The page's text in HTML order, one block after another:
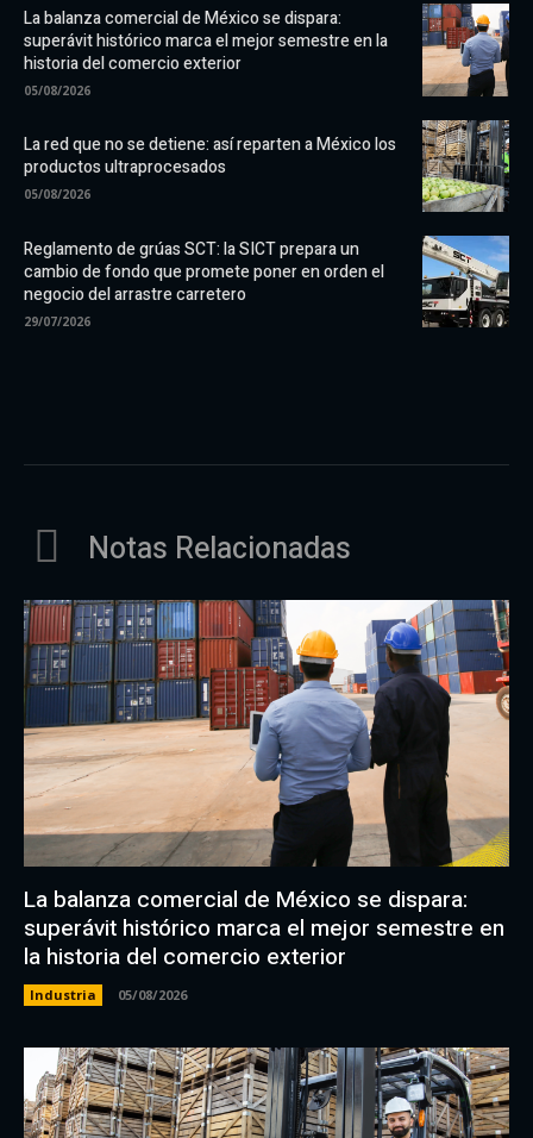
La balanza comercial de México se dispara:
superávit histórico marca el mejor semestre en la
historia del comercio exterior
05/08/2026
La red que no se detiene: así reparten a México los
productos ultraprocesados
05/08/2026
Reglamento de grúas SCT: la SICT prepara un
cambio de fondo que promete poner en orden el
negocio del arrastre carretero
29/07/2026
Notas Relacionadas
La balanza comercial de México se dispara:
superávit histórico marca el mejor semestre en
la historia del comercio exterior
Industria 05/08/2026